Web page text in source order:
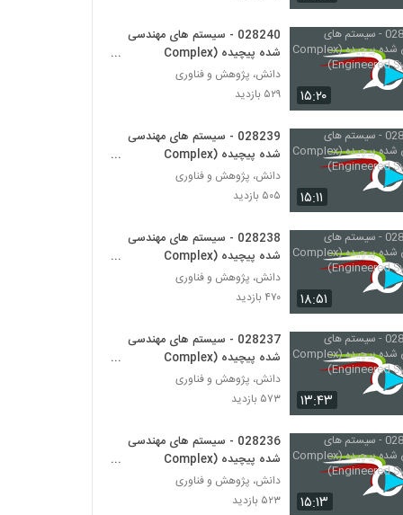
(Complex Systems Design)
۵۳۴ بازدید
028257 - طراحی سیستم های پیچیده
(Complex Systems Design)
028258 - طراحی سیستم های پیچیده
۵۶۳ بازدید
028259 - طراحی سیستم های پیچیده
(Complex Systems Design)
۶۴۳ بازدید
028260 - طراحی سیستم های پیچیده
(Complex Systems Design)
۴۸۱ بازدید
028261 - طراحی سیستم های پیچیده
(Complex Systems Design)
۶۴۹ بازدید
028262 - طراحی سیستم های پیچیده
(Complex Systems Design)
۵۴۸ بازدید
۱۵:۲۰
028240 - سیستم های مهندسی
شده پیچیده (Complex
Engineered Systems)
دانش، پژوهش و فناوری
۵۲۹ بازدید
۱۵:۱۱
028239 - سیستم های مهندسی
شده پیچیده (Complex
Engineered Systems)
دانش، پژوهش و فناوری
۵۰۵ بازدید
۱۸:۵۱
028238 - سیستم های مهندسی
شده پیچیده (Complex
Engineered Systems)
دانش، پژوهش و فناوری
۴۷۰ بازدید
۱۳:۴۳
028237 - سیستم های مهندسی
شده پیچیده (Complex
Engineered Systems)
دانش، پژوهش و فناوری
۵۷۳ بازدید
۱۵:۱۳
028236 - سیستم های مهندسی
شده پیچیده (Complex
Engineered Systems)
دانش، پژوهش و فناوری
۵۲۳ بازدید